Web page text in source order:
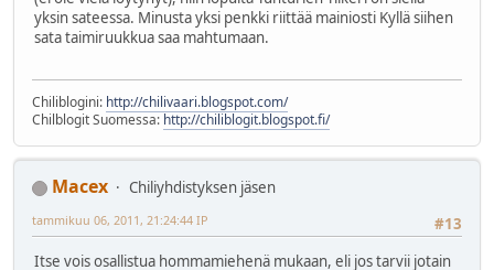
yksin sateessa. Minusta yksi penkki riittää mainiosti Kyllä siihen
sata taimiruukkua saa mahtumaan.
Chiliblogini: http://chilivaari.blogspot.com/
Chilblogit Suomessa: http://chiliblogit.blogspot.fi/
Macex
Chiliyhdistyksen jäsen
#13
tammikuu 06, 2011, 21:24:44 IP
Itse vois osallistua hommamiehenä mukaan, eli jos tarvii jotain